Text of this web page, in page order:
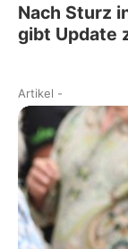
Nach Sturz
gibt Update
Artikel -